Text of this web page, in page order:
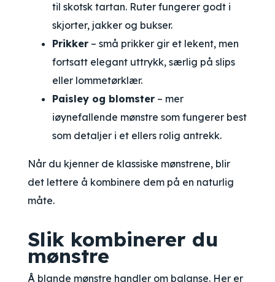
til skotsk tartan. Ruter fungerer godt i
skjorter, jakker og bukser.
Prikker – små prikker gir et lekent, men
fortsatt elegant uttrykk, særlig på slips
eller lommetørklær.
Paisley og blomster – mer
iøynefallende mønstre som fungerer best
som detaljer i et ellers rolig antrekk.
Når du kjenner de klassiske mønstrene, blir
det lettere å kombinere dem på en naturlig
måte.
Slik kombinerer du
mønstre
Å blande mønstre handler om balanse. Her er